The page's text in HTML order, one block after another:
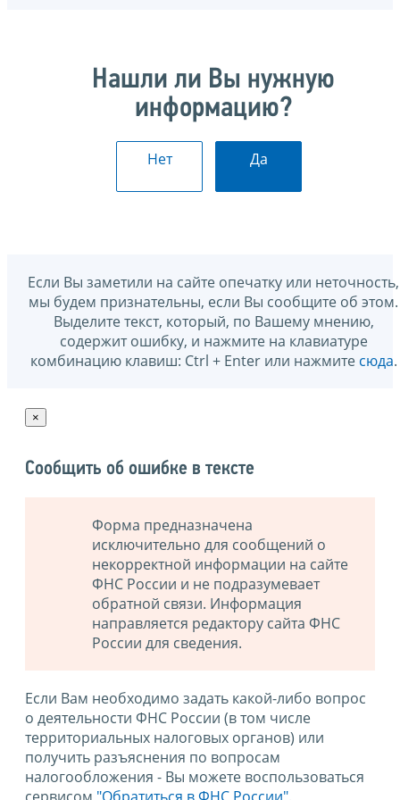
Нашли ли Вы нужную
информацию?
Нет Да
Если Вы заметили на сайте опечатку или неточность,
мы будем признательны, если Вы сообщите об этом.
Выделите текст, который, по Вашему мнению,
содержит ошибку, и нажмите на клавиатуре
комбинацию клавиш: Ctrl + Enter или нажмите сюда.
×
Сообщить об ошибке в тексте
Форма предназначена
исключительно для сообщений о
некорректной информации на сайте
ФНС России и не подразумевает
обратной связи. Информация
направляется редактору сайта ФНС
России для сведения.
Если Вам необходимо задать какой-либо вопрос
о деятельности ФНС России (в том числе
территориальных налоговых органов) или
получить разъяснения по вопросам
налогообложения - Вы можете воспользоваться